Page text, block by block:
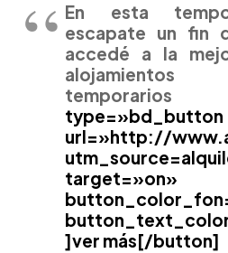
En esta
escapate un fin
accedé a la
alojamientos
temporarios
url=»http://
target=»on»
]ver más[/button]